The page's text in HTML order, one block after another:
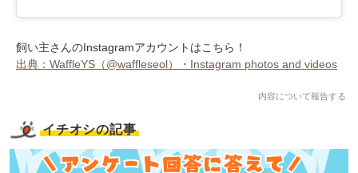
飼い主さんのInstagramアカウントはこちら！
出典：WaffleYS（@waffleseol）・Instagram photos and videos
内容について報告する
イチオシの記事